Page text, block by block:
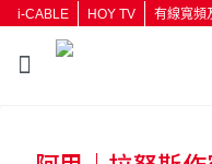
i-CABLE HOY TV 有線寬頻